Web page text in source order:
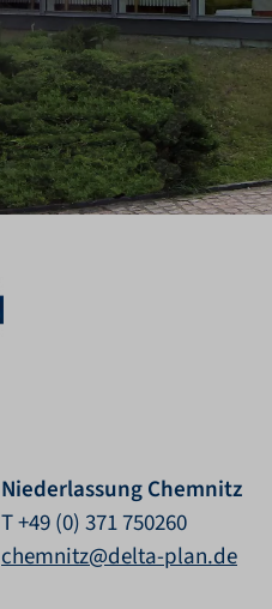
Niederlassung Chemnitz
T +49 (0) 371 750260
chemnitz@delta-plan.de